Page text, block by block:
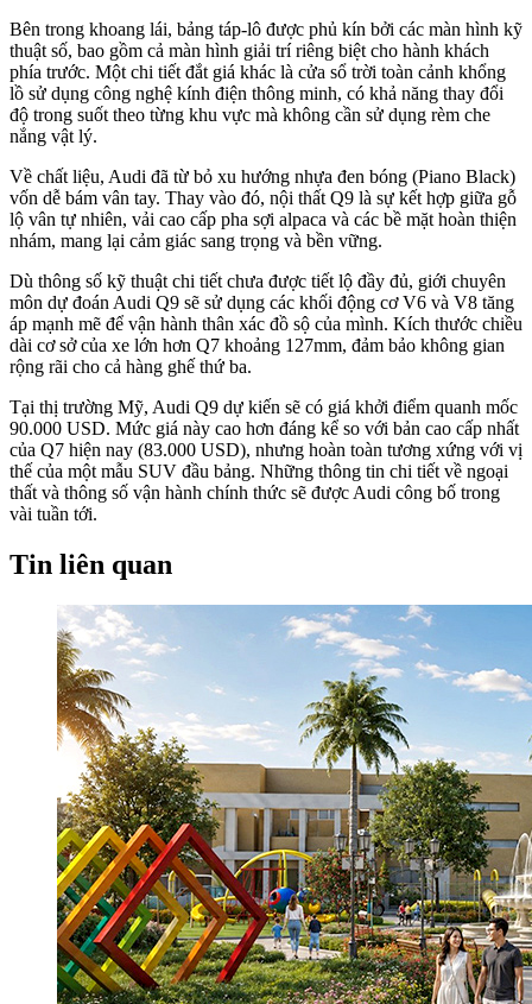
Bên trong khoang lái, bảng táp-lô được phủ kín bởi các màn hình kỹ
thuật số, bao gồm cả màn hình giải trí riêng biệt cho hành khách
phía trước. Một chi tiết đắt giá khác là cửa sổ trời toàn cảnh khổng
lồ sử dụng công nghệ kính điện thông minh, có khả năng thay đổi
độ trong suốt theo từng khu vực mà không cần sử dụng rèm che
nắng vật lý.
Về chất liệu, Audi đã từ bỏ xu hướng nhựa đen bóng (Piano Black)
vốn dễ bám vân tay. Thay vào đó, nội thất Q9 là sự kết hợp giữa gỗ
lộ vân tự nhiên, vải cao cấp pha sợi alpaca và các bề mặt hoàn thiện
nhám, mang lại cảm giác sang trọng và bền vững.
Dù thông số kỹ thuật chi tiết chưa được tiết lộ đầy đủ, giới chuyên
môn dự đoán Audi Q9 sẽ sử dụng các khối động cơ V6 và V8 tăng
áp mạnh mẽ để vận hành thân xác đồ sộ của mình. Kích thước chiều
dài cơ sở của xe lớn hơn Q7 khoảng 127mm, đảm bảo không gian
rộng rãi cho cả hàng ghế thứ ba.
Tại thị trường Mỹ, Audi Q9 dự kiến sẽ có giá khởi điểm quanh mốc
90.000 USD. Mức giá này cao hơn đáng kể so với bản cao cấp nhất
của Q7 hiện nay (83.000 USD), nhưng hoàn toàn tương xứng với vị
thế của một mẫu SUV đầu bảng. Những thông tin chi tiết về ngoại
thất và thông số vận hành chính thức sẽ được Audi công bố trong
vài tuần tới.
Tin liên quan